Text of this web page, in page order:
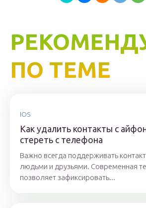
ПО ТЕМЕ
IOS
Как удалить контакты с
стереть с телефона
Важно всегда поддерживать
людьми и друзьями. Современная
позволяет зафиксировать...